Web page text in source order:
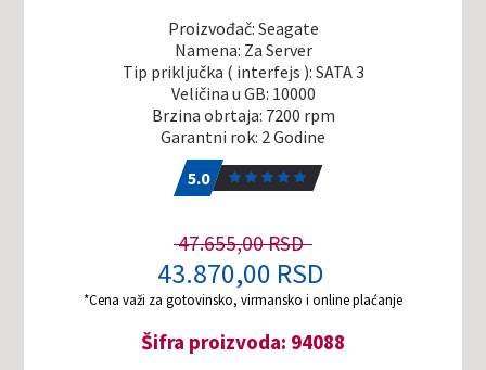
Proizvođač: Seagate
Namena: Za Server
Tip priključka ( interfejs ): SATA 3
Veličina u GB: 10000
Brzina obrtaja: 7200 rpm
Garantni rok: 2 Godine
5.0
47.655,00 RSD
43.870,00 RSD
*Cena važi za gotovinsko, virmansko i online plaćanje
Šifra proizvoda: 94088